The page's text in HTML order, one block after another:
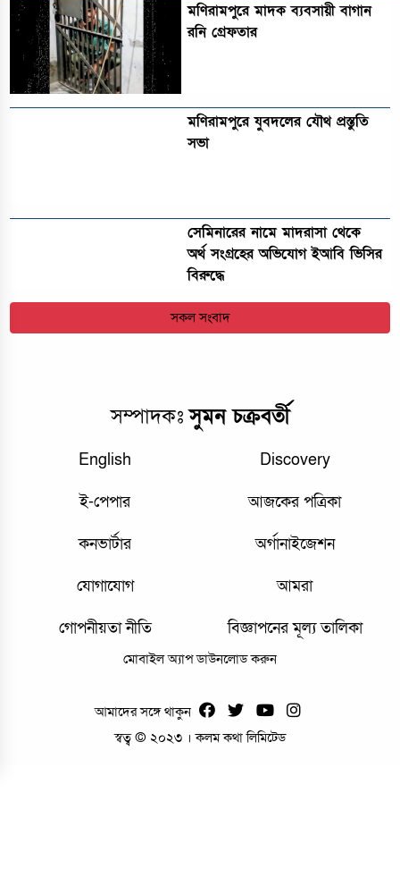
মণিরামপুরে মাদক ব্যবসায়ী বাগান
রনি গ্রেফতার
মণিরামপুরে যুবদলের যৌথ প্রস্তুতি
সভা
সেমিনারের নামে মাদরাসা থেকে
অর্থ সংগ্রহের অভিযোগ ইআবি ভিসির
বিরুদ্ধে
সকল সংবাদ
সম্পাদকঃসুমন চক্রবর্তী
English Discovery
ই-পেপার আজকের পত্রিকা
কনভার্টার অর্গানাইজেশন
যোগাযোগ আমরা
গোপনীয়তা নীতি বিজ্ঞাপনের মূল্য তালিকা
মোবাইল অ্যাপ ডাউনলোড করুন
আমাদের সঙ্গে থাকুন
স্বত্ব © ২০২৩ । কলম কথা লিমিটেড